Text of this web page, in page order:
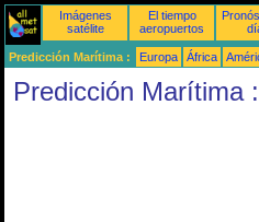
Imágenes
satélite
El tiempo
aeropuertos
Predicción Marítima : Europa África
Predicción Marítima